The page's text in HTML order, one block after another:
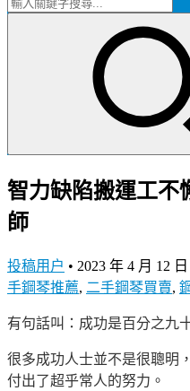
智力缺陷搬運工不
師
投稿用户 • 2023 年 4 月 12 日
手鋼琴推薦, 二手鋼琴買賣,
有句話叫：成功是百分之九
很多成功人士並不是很聰明
付出了超乎常人的努力。